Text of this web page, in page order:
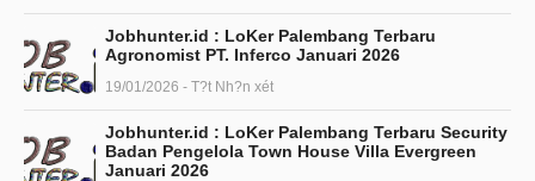
Jobhunter.id : LoKer Palembang Terbaru
Agronomist PT. Inferco Januari 2026
19/01/2026 - T?t Nh?n xét
Jobhunter.id : LoKer Palembang Terbaru Security
Badan Pengelola Town House Villa Evergreen
Januari 2026